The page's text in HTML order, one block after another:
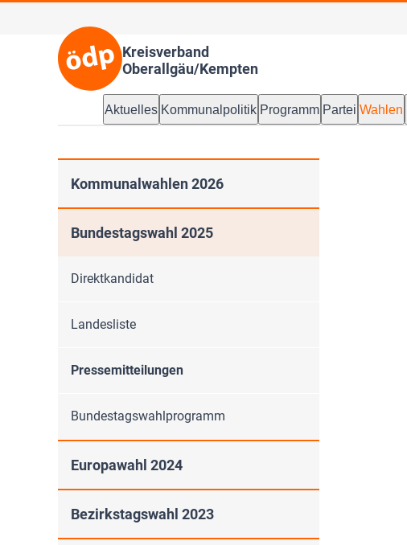
Kreisverband
Oberallgäu/Kempten
Aktuelles Kommunalpolitik Programm Partei Wahlen
Kommunalwahlen 2026
Bundestagswahl 2025
Direktkandidat
Landesliste
Pressemitteilungen
Bundestagswahlprogramm
Europawahl 2024
Bezirkstagswahl 2023